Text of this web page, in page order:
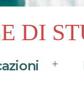
DI
Apri